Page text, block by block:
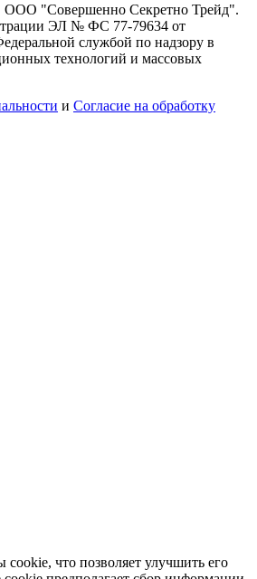
ООО "Совершенно Секретно Трейд".
ЭЛ № ФС 77-79634 от
службой по надзору в
технологий и массовых
и Согласие на обработку
cookie, что позволяет улучшить его